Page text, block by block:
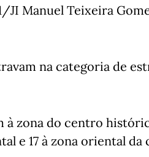
Manuel Teixeira
na categoria de
à zona do centro
e 17 à zona oriental da